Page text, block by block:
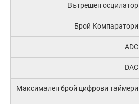
Вътрешен осцилатор
Брой Компаратори
ADC
DAC
Максимален брой цифрови таймери